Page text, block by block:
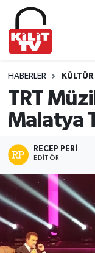
HABERLER
TRT
Malatya
RECEP PERI
EDITÖR
Hava Durumu
Trafik
Süper Lig
Haber Arşivi